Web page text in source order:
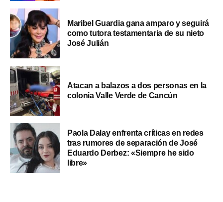
Maribel Guardia gana amparo y seguirá
como tutora testamentaria de su nieto
José Julián
Atacan a balazos a dos personas en la
colonia Valle Verde de Cancún
Paola Dalay enfrenta críticas en redes
tras rumores de separación de José
Eduardo Derbez: «Siempre he sido
libre»